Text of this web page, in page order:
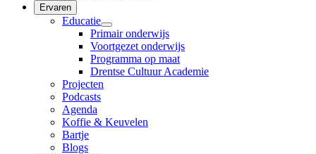
Ervaren
Educatie
Primair onderwijs
Voortgezet onderwijs
Programma op maat
Drentse Cultuur Academie
Projecten
Podcasts
Agenda
Koffie & Keuvelen
Bartje
Blogs